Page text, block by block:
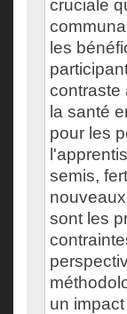
cruciale
les
contraste
la santé
pour les
semis,
sont les
un